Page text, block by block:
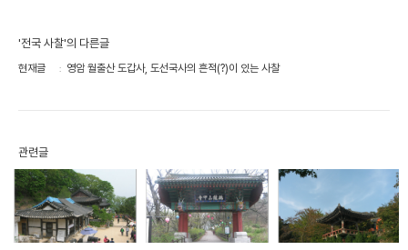
'전국 사찰'의 다른글
현재글 영암 월출산 도갑사, 도선국사의 흔적(?)이 있는 사찰
관련글